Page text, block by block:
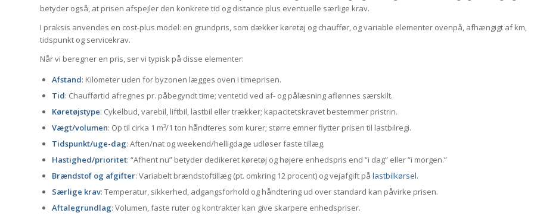
betyder også, at prisen afspejler den konkrete tid og distance plus eventuelle særlige krav.
I praksis anvendes en cost-plus model: en grundpris, som dækker køretøj og chauffør, og variable elementer ovenpå, afhængigt af km,
tidspunkt og servicekrav.
Når vi beregner en pris, ser vi typisk på disse elementer:
Afstand: Kilometer uden for byzonen lægges oven i timeprisen.
Tid: Chaufførtid afregnes pr. påbegyndt time; ventetid ved af- og pålæsning aflønnes særskilt.
Køretøjstype: Cykelbud, varebil, liftbil, lastbil eller trækker; kapacitetskravet bestemmer pristrin.
Vægt/volumen: Op til cirka 1 m³/1 ton håndteres som kurer; større emner flytter prisen til lastbilregi.
Tidspunkt/uge-dag: Aften/nat og weekend/helligdage udløser faste tillæg.
Hastighed/prioritet: “Afhent nu” betyder dedikeret køretøj og højere enhedspris end “i dag” eller “i morgen.”
Brændstof og afgifter: Variabelt brændstoftillæg (pt. omkring 12 procent) og vejafgift på lastbilkørsel.
Særlige krav: Temperatur, sikkerhed, adgangsforhold og håndtering ud over standard kan påvirke prisen.
Aftalegrundlag: Volumen, faste ruter og kontrakter kan give skarpere enhedspriser.